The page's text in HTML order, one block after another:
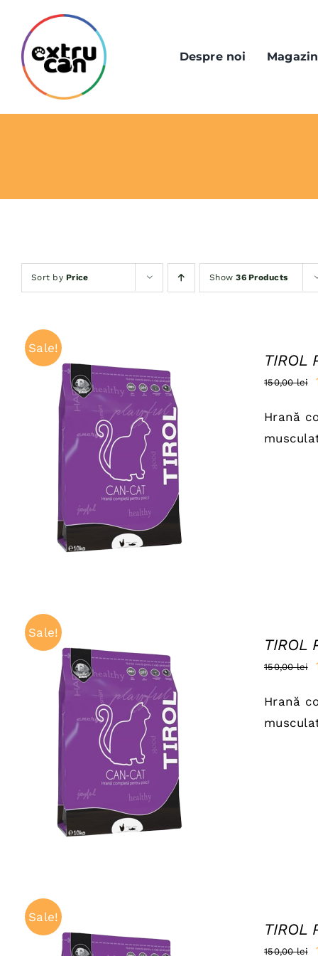
content
Despre noi Magazin
Sort byPrice Show36 Products
Sale!
ADAUGĂ ÎN COȘ QUICK VIEW
TIROL
150,00lei
Hrană
Sale!
ADAUGĂ ÎN COȘ QUICK VIEW
TIROL
150,00lei
Hrană
Sale!
TIROL
150,00lei